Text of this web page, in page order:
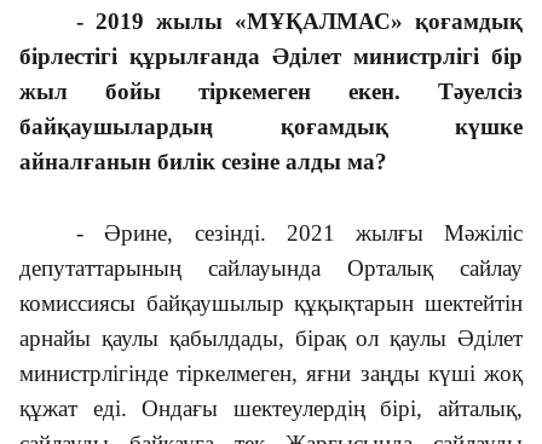
- 2019 жылы «МҰҚАЛМАС» қоғамдық
бірлестігі құрылғанда Әділет министрлігі бір
жыл бойы тіркемеген екен. Тәуелсіз
байқаушылардың қоғамдық күшке
айналғанын билік сезіне алды ма?
- Әрине, сезінді. 2021 жылғы Мәжіліс
депутаттарының сайлауында Орталық сайлау
комиссиясы байқаушылыр құқықтарын шектейтін
арнайы қаулы қабылдады, бірақ ол қаулы Әділет
министрлігінде тіркелмеген, яғни заңды күші жоқ
құжат еді. Ондағы шектеулердің бірі, айталық,